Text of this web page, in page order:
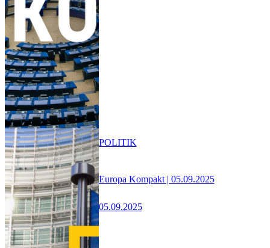
Europa Kompakt | 05.09.2025
05.09.2025
POLITIK